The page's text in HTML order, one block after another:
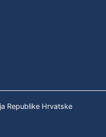
Republike Hrvatske